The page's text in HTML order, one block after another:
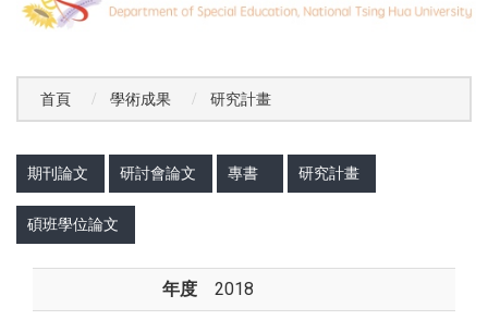
首頁 學術成果 研究計畫
期刊論文 研討會論文 專書 研究計畫
碩班學位論文
年度 2018